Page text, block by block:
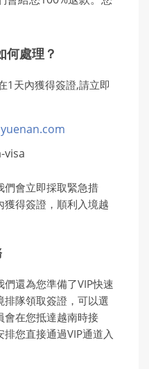
何處理？
1天內獲得簽證,請立即
visa
們會立即採取緊急措
得簽證，順利入境越
還為您準備了VIP快速
隊領取簽證，可以選
會在您抵達越南時接
您直接通過VIP通道入